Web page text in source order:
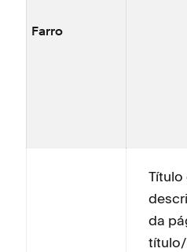
Farro
Título
da